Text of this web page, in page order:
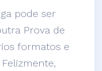
pode ser
Prova de
formatos e